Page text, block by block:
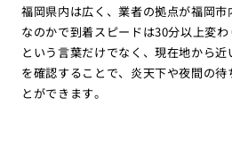
福岡県内は広く、業者の拠点が福岡
なのかで到着スピードは30分以上変わ
という言葉だけでなく、現在地から
を確認することで、炎天下や夜間の
とができます。